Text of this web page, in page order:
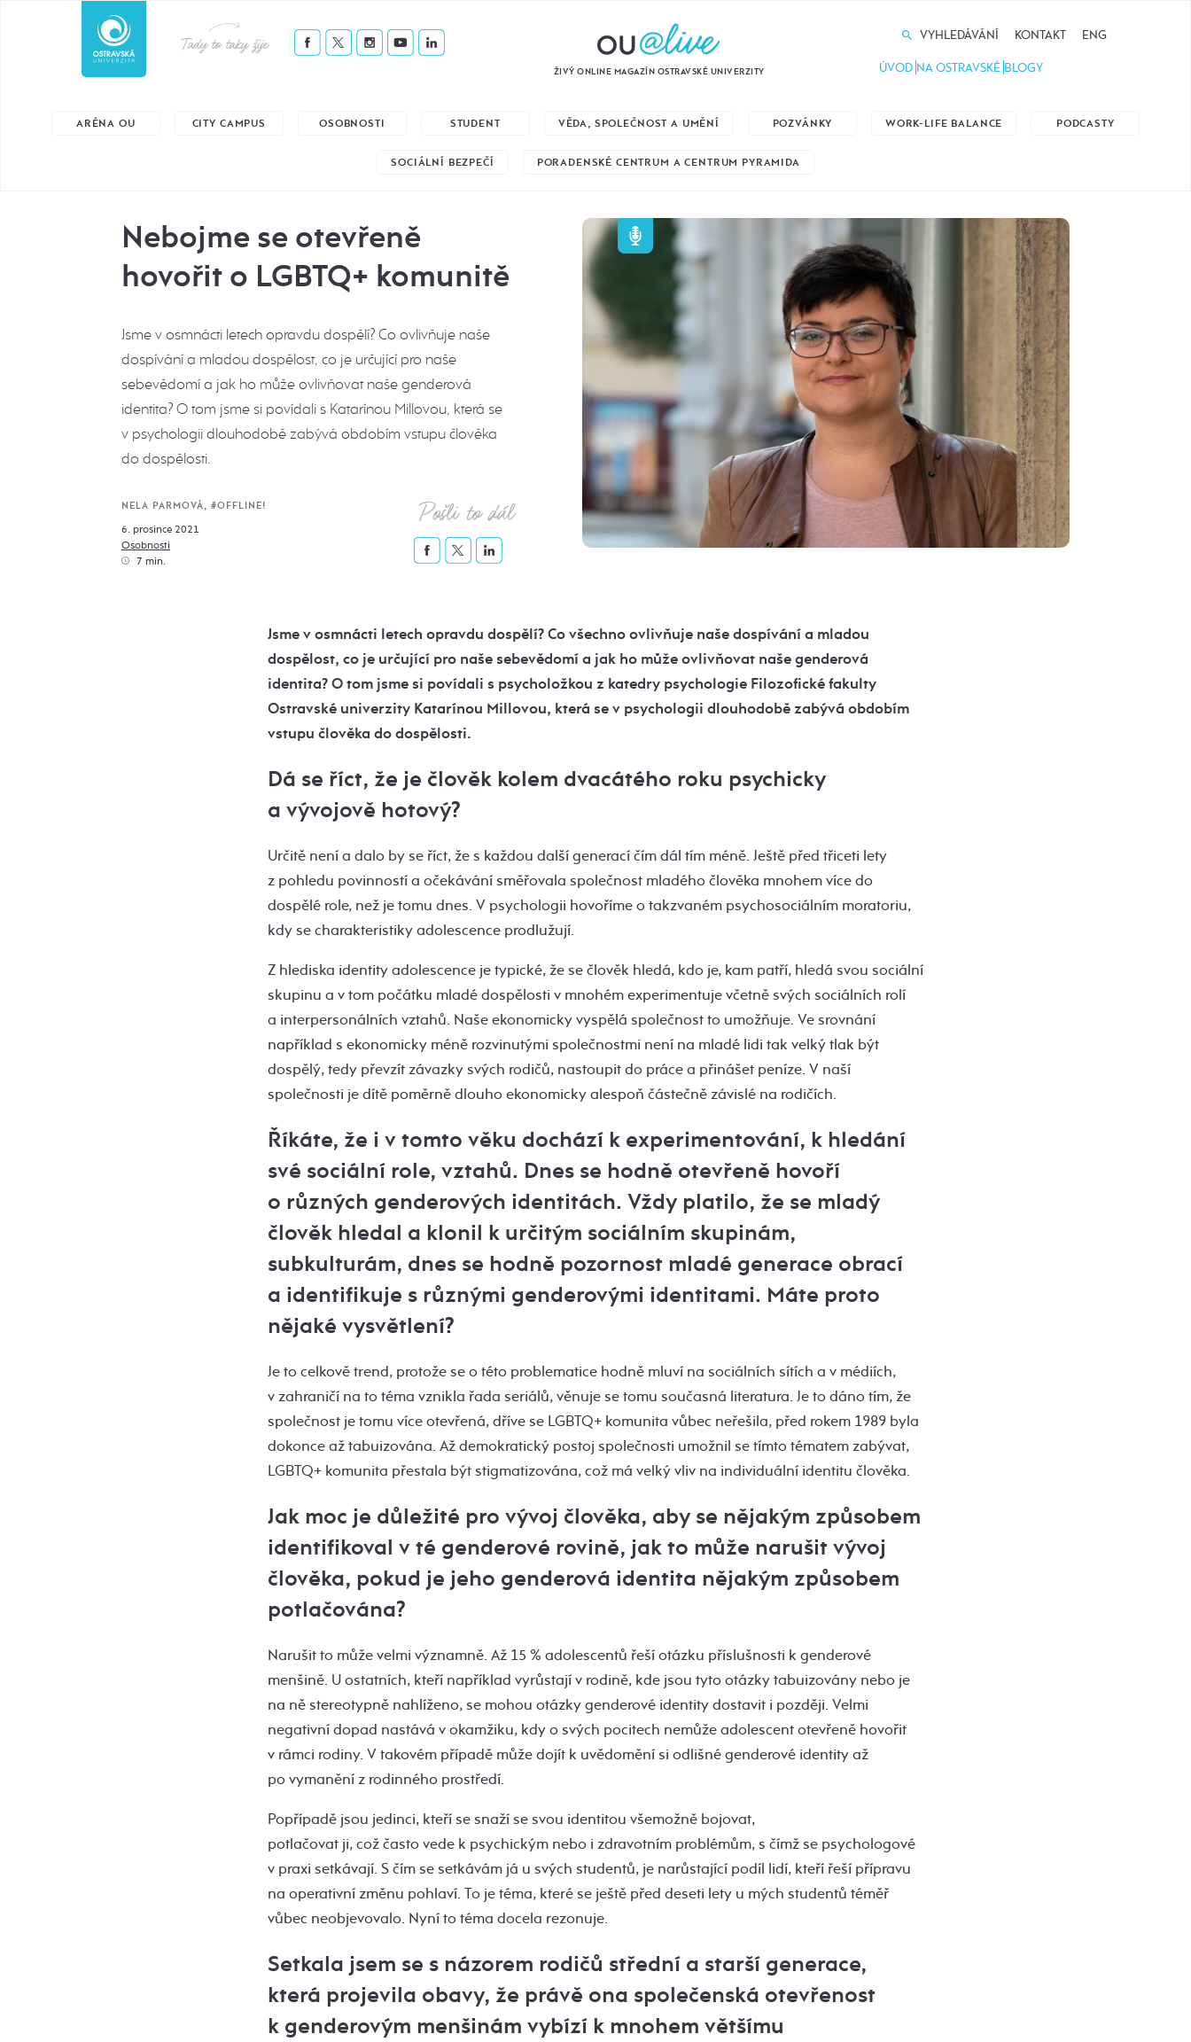
Tady to taky žije
ŽIVÝ ONLINE MAGAZÍN OSTRAVSKÉ UNIVERZITY
VYHLEDÁVÁNÍ KONTAKT ENG
ÚVOD NA OSTRAVSKÉ BLOGY
ARÉNA OU CITY CAMPUS OSOBNOSTI STUDENT VĚDA, SPOLEČNOST A UMĚNÍ POZVÁNKY WORK-LIFE BALANCE PODCASTY
SOCIÁLNÍ BEZPEČÍ PORADENSKÉ CENTRUM A CENTRUM PYRAMIDA
Nebojme se otevřeně
hovořit o LGBTQ+ komunitě
Jsme v osmnácti letech opravdu dospělí? Co ovlivňuje naše
dospívání a mladou dospělost, co je určující pro naše
sebevědomí a jak ho může ovlivňovat naše genderová
identita? O tom jsme si povídali s Katarínou Millovou, která se
v psychologii dlouhodobě zabývá obdobím vstupu člověka
do dospělosti.
NELA PARMOVÁ, #OFFLINE!
6. prosince 2021
Osobnosti
7 min.
Pošli to dál
Jsme v osmnácti letech opravdu dospělí? Co všechno ovlivňuje naše dospívání a mladou
dospělost, co je určující pro naše sebevědomí a jak ho může ovlivňovat naše genderová
identita? O tom jsme si povídali s psycholožkou z katedry psychologie Filozofické fakulty
Ostravské univerzity Katarínou Millovou, která se v psychologii dlouhodobě zabývá obdobím
vstupu člověka do dospělosti.
Dá se říct, že je člověk kolem dvacátého roku psychicky
a vývojově hotový?
Určitě není a dalo by se říct, že s každou další generací čím dál tím méně. Ještě před třiceti lety
z pohledu povinností a očekávání směřovala společnost mladého člověka mnohem více do
dospělé role, než je tomu dnes. V psychologii hovoříme o takzvaném psychosociálním moratoriu,
kdy se charakteristiky adolescence prodlužují.
Z hlediska identity adolescence je typické, že se člověk hledá, kdo je, kam patří, hledá svou sociální
skupinu a v tom počátku mladé dospělosti v mnohém experimentuje včetně svých sociálních rolí
a interpersonálních vztahů. Naše ekonomicky vyspělá společnost to umožňuje. Ve srovnání
například s ekonomicky méně rozvinutými společnostmi není na mladé lidi tak velký tlak být
dospělý, tedy převzít závazky svých rodičů, nastoupit do práce a přinášet peníze. V naší
společnosti je dítě poměrně dlouho ekonomicky alespoň částečně závislé na rodičích.
Říkáte, že i v tomto věku dochází k experimentování, k hledání
své sociální role, vztahů. Dnes se hodně otevřeně hovoří
o různých genderových identitách. Vždy platilo, že se mladý
člověk hledal a klonil k určitým sociálním skupinám,
subkulturám, dnes se hodně pozornost mladé generace obrací
a identifikuje s různými genderovými identitami. Máte proto
nějaké vysvětlení?
Je to celkově trend, protože se o této problematice hodně mluví na sociálních sítích a v médiích,
v zahraničí na to téma vznikla řada seriálů, věnuje se tomu současná literatura. Je to dáno tím, že
společnost je tomu více otevřená, dříve se LGBTQ+ komunita vůbec neřešila, před rokem 1989 byla
dokonce až tabuizována. Až demokratický postoj společnosti umožnil se tímto tématem zabývat,
LGBTQ+ komunita přestala být stigmatizována, což má velký vliv na individuální identitu člověka.
Jak moc je důležité pro vývoj člověka, aby se nějakým způsobem
identifikoval v té genderové rovině, jak to může narušit vývoj
člověka, pokud je jeho genderová identita nějakým způsobem
potlačována?
Narušit to může velmi významně. Až 15 % adolescentů řeší otázku příslušnosti k genderové
menšině. U ostatních, kteří například vyrůstají v rodině, kde jsou tyto otázky tabuizovány nebo je
na ně stereotypně nahlíženo, se mohou otázky genderové identity dostavit i později. Velmi
negativní dopad nastává v okamžiku, kdy o svých pocitech nemůže adolescent otevřeně hovořit
v rámci rodiny. V takovém případě může dojít k uvědomění si odlišné genderové identity až
po vymanění z rodinného prostředí.
Popřípadě jsou jedinci, kteří se snaží se svou identitou všemožně bojovat,
potlačovat ji, což často vede k psychickým nebo i zdravotním problémům, s čímž se psychologové
v praxi setkávají. S čím se setkávám já u svých studentů, je narůstající podíl lidí, kteří řeší přípravu
na operativní změnu pohlaví. To je téma, které se ještě před deseti lety u mých studentů téměř
vůbec neobjevovalo. Nyní to téma docela rezonuje.
Setkala jsem se s názorem rodičů střední a starší generace,
která projevila obavy, že právě ona společenská otevřenost
k genderovým menšinám vybízí k mnohem většímu